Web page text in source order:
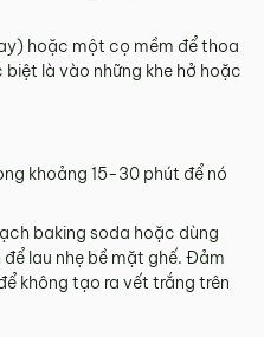
hoặc một cọ mềm để thoa
là vào những khe hở hoặc
khoảng 15-30 phút để nó
baking soda hoặc dùng
lau nhẹ bề mặt ghế. Đảm
không tạo ra vết trắng trên